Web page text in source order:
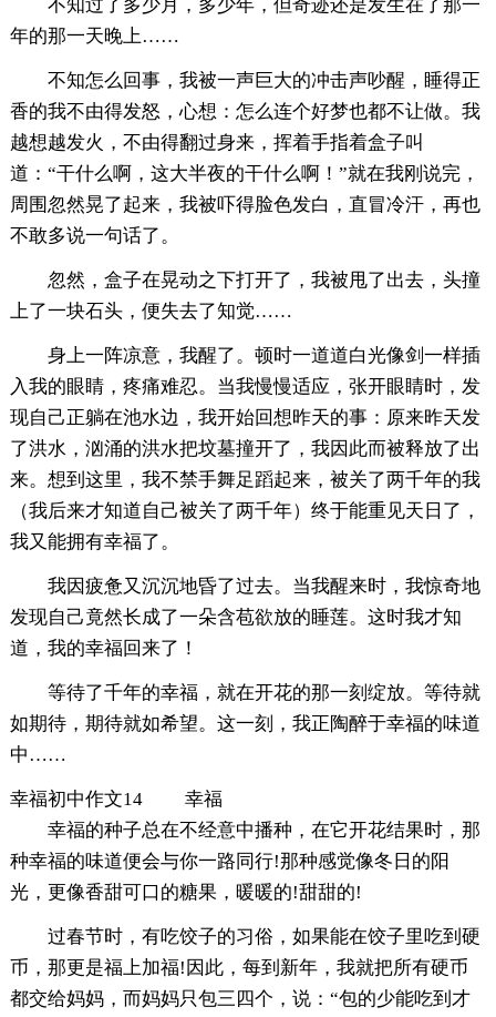
不知过了多少月，多少年，但奇迹还是发生在了那一
年的那一天晚上……
不知怎么回事，我被一声巨大的冲击声吵醒，睡得正
香的我不由得发怒，心想：怎么连个好梦也都不让做。我
越想越发火，不由得翻过身来，挥着手指着盒子叫
道：“干什么啊，这大半夜的干什么啊！”就在我刚说完，
周围忽然晃了起来，我被吓得脸色发白，直冒冷汗，再也
不敢多说一句话了。
忽然，盒子在晃动之下打开了，我被甩了出去，头撞
上了一块石头，便失去了知觉……
身上一阵凉意，我醒了。顿时一道道白光像剑一样插
入我的眼睛，疼痛难忍。当我慢慢适应，张开眼睛时，发
现自己正躺在池水边，我开始回想昨天的事：原来昨天发
了洪水，汹涌的洪水把坟墓撞开了，我因此而被释放了出
来。想到这里，我不禁手舞足蹈起来，被关了两千年的我
（我后来才知道自己被关了两千年）终于能重见天日了，
我又能拥有幸福了。
我因疲惫又沉沉地昏了过去。当我醒来时，我惊奇地
发现自己竟然长成了一朵含苞欲放的睡莲。这时我才知
道，我的幸福回来了！
等待了千年的幸福，就在开花的那一刻绽放。等待就
如期待，期待就如希望。这一刻，我正陶醉于幸福的味道
中……
幸福初中作文14 幸福
幸福的种子总在不经意中播种，在它开花结果时，那
种幸福的味道便会与你一路同行!那种感觉像冬日的阳
光，更像香甜可口的糖果，暖暖的!甜甜的!
过春节时，有吃饺子的习俗，如果能在饺子里吃到硬
币，那更是福上加福!因此，每到新年，我就把所有硬币
都交给妈妈，而妈妈只包三四个，说：“包的少能吃到才